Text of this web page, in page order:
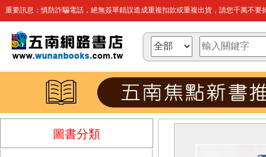
重要訊息：慎防詐騙電話，絕無簽單錯誤造成重複扣款或重複出貨，請您千萬不要
圖書分類